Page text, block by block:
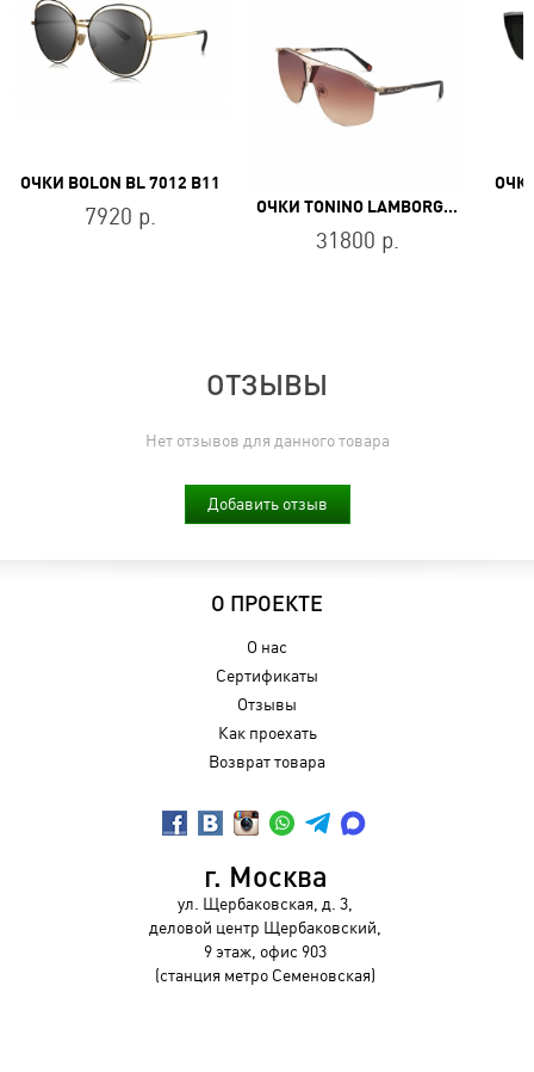
ОЧКИ BOLON BL 7012 B11
7920 р. ОЧКИ TONINO LAMBORGHINI TL550-02
31800 р.
ОТЗЫВЫ
Нет отзывов для данного товара
Добавить отзыв
О ПРОЕКТЕ
О нас
Сертификаты
Отзывы
Как проехать
Возврат товара
г. Москва
ул. Щербаковская, д. 3,
деловой центр Щербаковский,
9 этаж, офис 903
(станция метро Семеновская)